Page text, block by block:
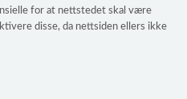
for at nettstedet skal være
disse, da nettsiden ellers ikke